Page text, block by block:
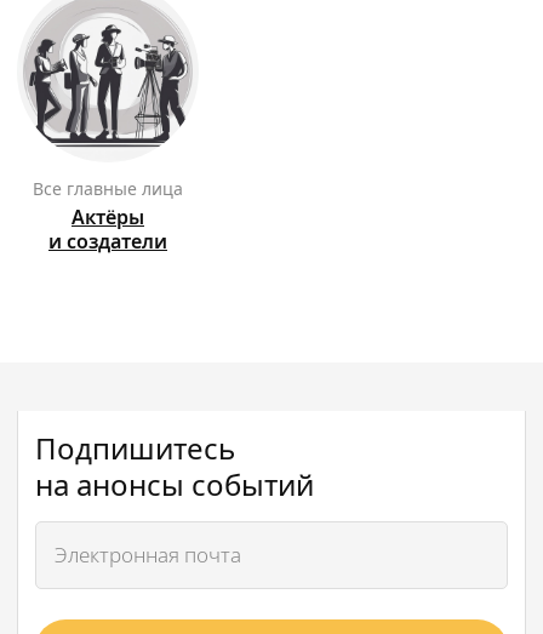
Все главные лица
Актёры
и создатели
Подпишитесь
на анонсы событий